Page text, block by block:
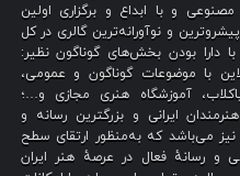
و با ابداع و برگزاری اولین
و نوآورانه‌ترین گالری در کل
دارا بودن بخش‌های گوناگون نظیر:
با موضوعات گوناگون و عمومی،
آموزشگاه هنری مجازی و…؛
ایرانی و بزرگترین رسانه و
می‌باشد که به‌منظور ارتقای سطح
و رسانهٔ فعال در عرصهٔ هنر ایران